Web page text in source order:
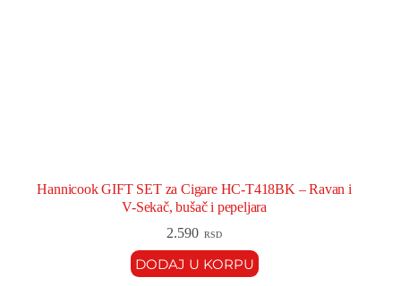
Hannicook GIFT SET za Cigare HC-T418BK – Ravan i
V-Sekač, bušač i pepeljara
2.590 RSD
DODAJ U KORPU